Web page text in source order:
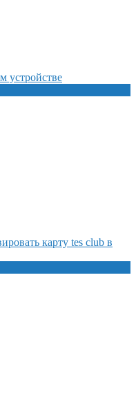
устройстве
карту tes club в